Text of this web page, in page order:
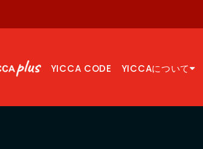
YICCA CODE YICCAについて